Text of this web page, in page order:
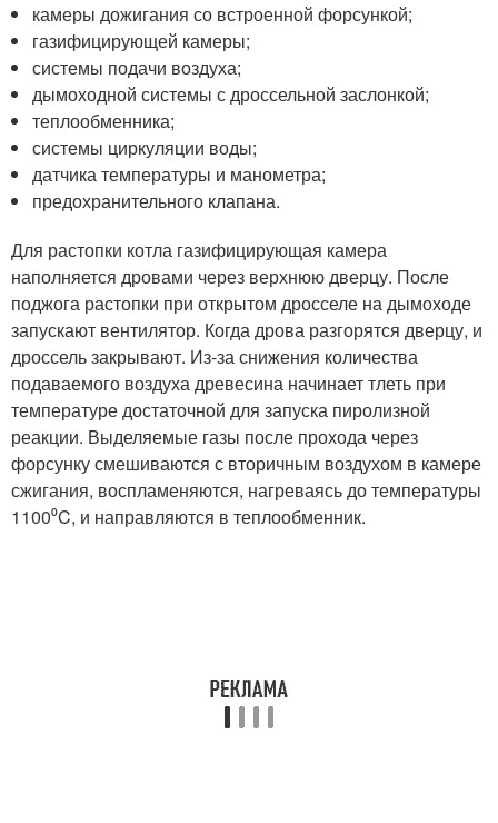
камеры дожигания со встроенной форсункой;
газифицирующей камеры;
системы подачи воздуха;
дымоходной системы с дроссельной заслонкой;
теплообменника;
системы циркуляции воды;
датчика температуры и манометра;
предохранительного клапана.
Для растопки котла газифицирующая камера
наполняется дровами через верхнюю дверцу. После
поджога растопки при открытом дросселе на дымоходе
запускают вентилятор. Когда дрова разгорятся дверцу, и
дроссель закрывают. Из-за снижения количества
подаваемого воздуха древесина начинает тлеть при
температуре достаточной для запуска пиролизной
реакции. Выделяемые газы после прохода через
форсунку смешиваются с вторичным воздухом в камере
сжигания, воспламеняются, нагреваясь до температуры
1100⁰C, и направляются в теплообменник.